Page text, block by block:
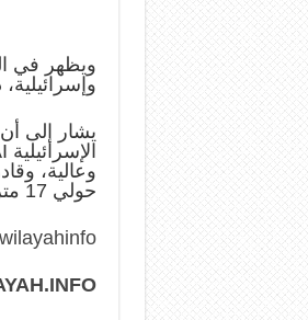
ويظهر في
وعالية،
حولي 17 متر وزن إقلاعها أكثر من 1 طن.